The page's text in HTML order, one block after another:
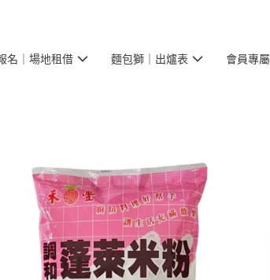
名｜場地租借 麵包獅｜出爐表 會員專屬